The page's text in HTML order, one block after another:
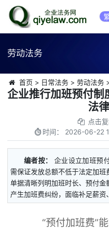
劳动法务
首页 > 日常法务> 劳动法务
企业推行加班预付制
法
点击
时间： 2026-06-22
编者按：
企业设立加班预
需保证发放总额不低于法定加
单据清晰列明加班时长、预付
产生加班费纠纷，面临补足薪资
“预付加班费”